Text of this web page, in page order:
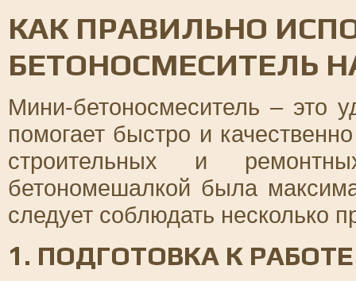
КАК ПРАВИЛЬНО
БЕТОНОСМЕСИТЕЛЬ
Мини-бетоносмеситель – это
помогает быстро и
строительных и
бетономешалкой была
следует соблюдать несколько
1. ПОДГОТОВКА К РАБОТЕ